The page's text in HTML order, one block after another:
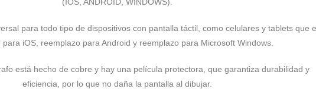
para todo tipo de dispositivos con pantalla táctil, como celulares y tablets que
para iOS, reemplazo para Android y reemplazo para Microsoft Windows.
está hecho de cobre y hay una película protectora, que garantiza durabilidad y
eficiencia, por lo que no daña la pantalla al dibujar.